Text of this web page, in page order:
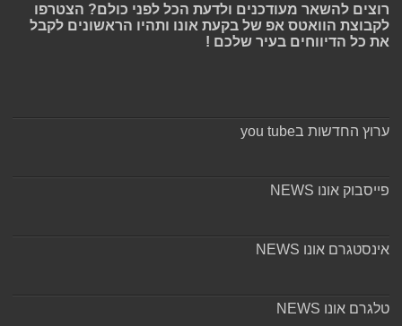
רוצים להשאר מעודכנים ולדעת הכל לפני כולם? הצטרפו
לקבוצת הוואטס אפ של בקעת אונו ותהיו הראשונים לקבל
את כל הדיווחים בעיר שלכם !
ערוץ החדשות בyou tube
פייסבוק אונו NEWS
אינסטגרם אונו NEWS
טלגרם אונו NEWS